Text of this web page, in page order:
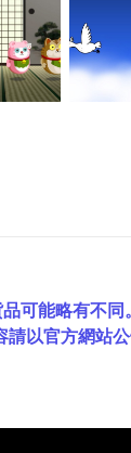
可能略有不
請以官方網站